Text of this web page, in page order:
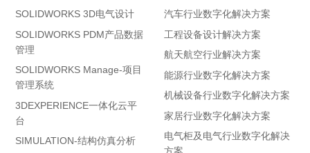
SOLIDWORKS 3D电气设计
SOLIDWORKS PDM产品数据
管理
SOLIDWORKS Manage-项目
管理系统
3DEXPERIENCE一体化云平
台
SIMULATION-结构仿真分析
汽车行业数字化解决方案
工程设备设计解决方案
航天航空行业解决方案
能源行业数字化解决方案
机械设备行业数字化解决方案
家居行业数字化解决方案
电气柜及电气行业数字化解决